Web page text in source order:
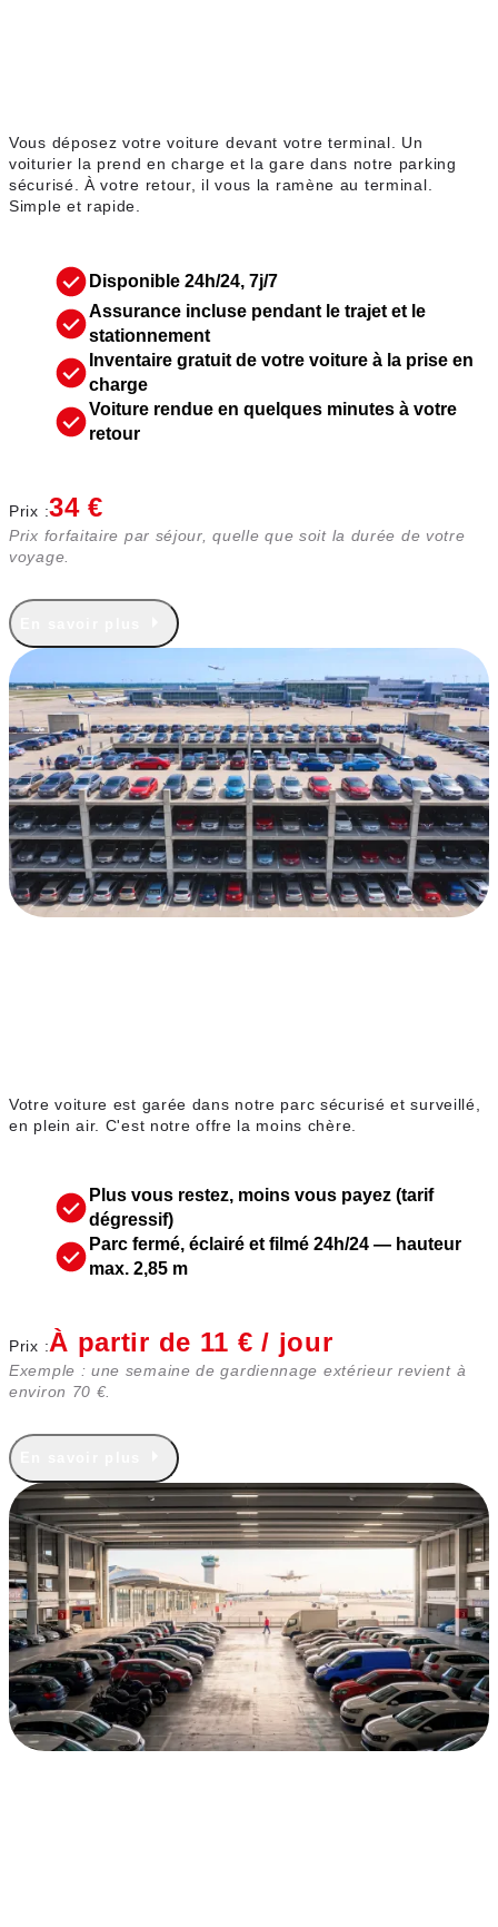
Vous déposez votre voiture devant votre terminal. Un
voiturier la prend en charge et la gare dans notre parking
sécurisé. À votre retour, il vous la ramène au terminal.
Simple et rapide.
Disponible 24h/24, 7j/7
Assurance incluse pendant le trajet et le
stationnement
Inventaire gratuit de votre voiture à la prise en
charge
Voiture rendue en quelques minutes à votre
retour
Prix :34 €
Prix forfaitaire par séjour, quelle que soit la durée de votre
voyage.
Votre voiture est garée dans notre parc sécurisé et surveillé,
en plein air. C'est notre offre la moins chère.
Plus vous restez, moins vous payez (tarif
dégressif)
Parc fermé, éclairé et filmé 24h/24 — hauteur
max. 2,85 m
Prix :À partir de 11 € / jour
Exemple : une semaine de gardiennage extérieur revient à
environ 70 €.